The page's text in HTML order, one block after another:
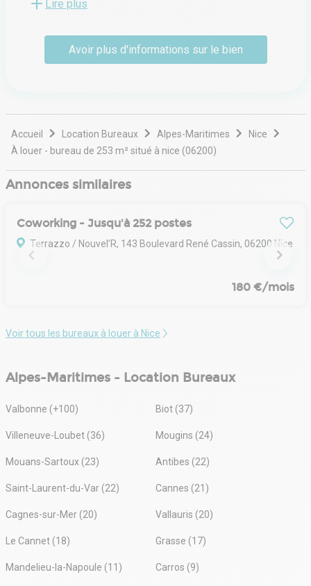
professionnels et terrains. L’entreprise intervient sur des
valorisation immobilière pour des entreprises et
investisseurs. Son activité repose sur le conseil,
l’intermédiation et l’accompagnement sur l’ensemble du
Lire plus
Avoir plus d'informations sur le bien
Accueil Location Bureaux Alpes-Maritimes
Nice
À louer - bureau de 253 m² situé à nice (06200)
Annonces similaires
Coworking - Jusqu'à 252 postes
Terrazzo / Nouvel’R, 143 Boulevard René Cassin, 06200 Nice
180 €/mois
Voir tous les bureaux à louer à Nice
Alpes-Maritimes - Location Bureaux
Valbonne (+100) Biot (37)
Villeneuve-Loubet (36) Mougins (24)
Mouans-Sartoux (23) Antibes (22)
Saint-Laurent-du-Var (22) Cannes (21)
Cagnes-sur-Mer (20) Vallauris (20)
Le Cannet (18) Grasse (17)
Mandelieu-la-Napoule (11) Carros (9)